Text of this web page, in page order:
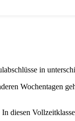
in
Wochentagen
diesen